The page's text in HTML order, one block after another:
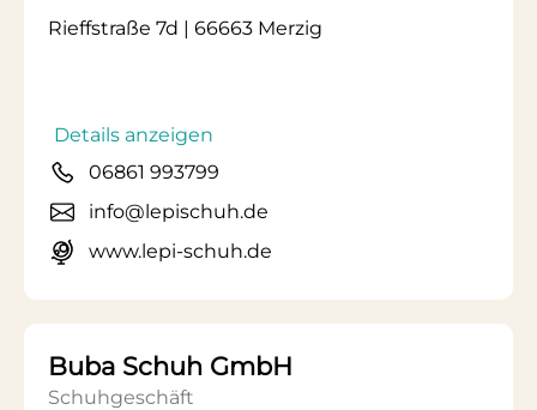
Rieffstraße 7d | 66663 Merzig
Details anzeigen
06861 993799
info@lepischuh.de
www.lepi-schuh.de
Buba Schuh GmbH
Schuhgeschäft